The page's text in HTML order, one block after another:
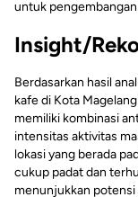
untuk
Insight/
Berdasarkan hasil
kafe di Kota
memiliki kombinasi
intensitas aktivitas
lokasi yang berada
cukup padat dan
menunjukkan